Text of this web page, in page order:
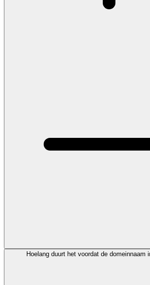
Hoelang duurt het voordat de domeinnaam